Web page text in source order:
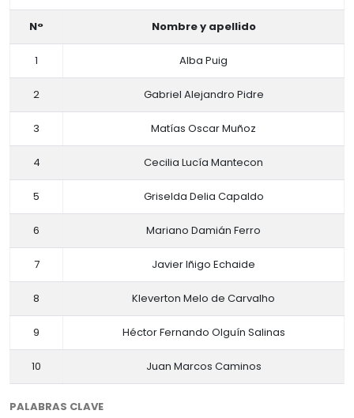
N° Nombre y apellido
1 Alba Puig
2 Gabriel Alejandro Pidre
3 Matías Oscar Muñoz
4 Cecilia Lucía Mantecon
5 Griselda Delia Capaldo
6 Mariano Damián Ferro
7 Javier Iñigo Echaide
8 Kleverton Melo de Carvalho
9 Héctor Fernando Olguín Salinas
10 Juan Marcos Caminos
PALABRAS CLAVE